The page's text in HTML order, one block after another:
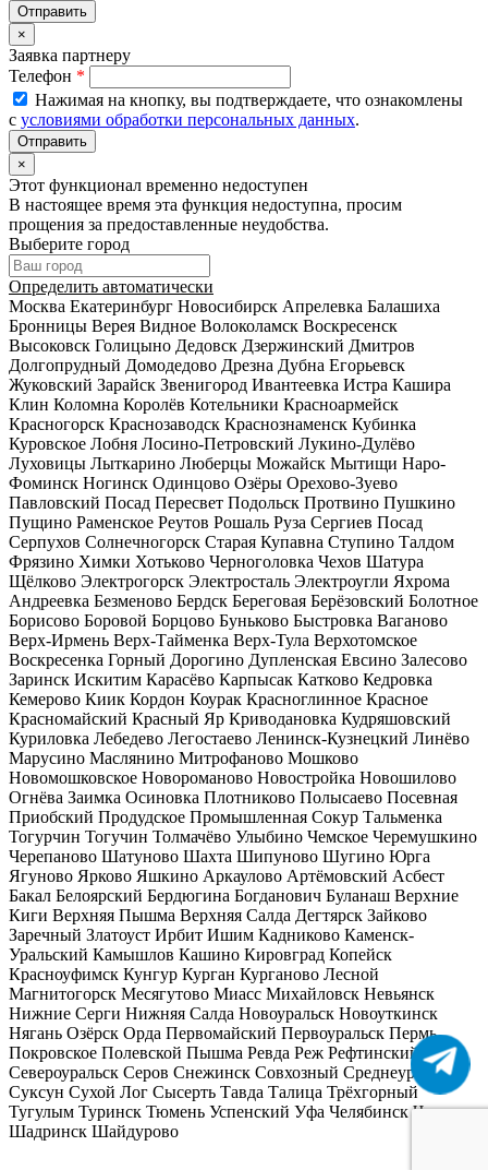
×
Заявка партнеру
Телефон *
Нажимая на кнопку, вы подтверждаете, что ознакомлены
с условиями обработки персональных данных.
×
Этот функционал временно недоступен
В настоящее время эта функция недоступна, просим
прощения за предоставленные неудобства.
Выберите город
Определить автоматически
Москва Екатеринбург Новосибирск Апрелевка Балашиха
Бронницы Верея Видное Волоколамск Воскресенск
Высоковск Голицыно Дедовск Дзержинский Дмитров
Долгопрудный Домодедово Дрезна Дубна Егорьевск
Жуковский Зарайск Звенигород Ивантеевка Истра Кашира
Клин Коломна Королёв Котельники Красноармейск
Красногорск Краснозаводск Краснознаменск Кубинка
Куровское Лобня Лосино-Петровский Лукино-Дулёво
Луховицы Лыткарино Люберцы Можайск Мытищи Наро-
Фоминск Ногинск Одинцово Озёры Орехово-Зуево
Павловский Посад Пересвет Подольск Протвино Пушкино
Пущино Раменское Реутов Рошаль Руза Сергиев Посад
Серпухов Солнечногорск Старая Купавна Ступино Талдом
Фрязино Химки Хотьково Черноголовка Чехов Шатура
Щёлково Электрогорск Электросталь Электроугли Яхрома
Андреевка Безменово Бердск Береговая Берёзовский Болотное
Борисово Боровой Борцово Буньково Быстровка Ваганово
Верх-Ирмень Верх-Тайменка Верх-Тула Верхотомское
Воскресенка Горный Дорогино Дупленская Евсино Залесово
Заринск Искитим Карасёво Карпысак Катково Кедровка
Кемерово Киик Кордон Коурак Красноглинное Красное
Красномайский Красный Яр Криводановка Кудряшовский
Куриловка Лебедево Легостаево Ленинск-Кузнецкий Линёво
Марусино Маслянино Митрофаново Мошково
Новомошковское Новороманово Новостройка Новошилово
Огнёва Заимка Осиновка Плотниково Полысаево Посевная
Приобский Продудское Промышленная Сокур Тальменка
Тогурчин Тогучин Толмачёво Улыбино Чемское Черемушкино
Черепаново Шатуново Шахта Шипуново Шугино Юрга
Ягуново Ярково Яшкино Аркаулово Артёмовский Асбест
Бакал Белоярский Бердюгина Богданович Буланаш Верхние
Киги Верхняя Пышма Верхняя Салда Дегтярск Зайково
Заречный Златоуст Ирбит Ишим Кадниково Каменск-
Уральский Камышлов Кашино Кировград Копейск
Красноуфимск Кунгур Курган Курганово Лесной
Магнитогорск Месягутово Миасс Михайловск Невьянск
Нижние Серги Нижняя Салда Новоуральск Новоуткинск
Нягань Озёрск Орда Первомайский Первоуральск Пермь
Покровское Полевской Пышма Ревда Реж Рефтинский Сатка
Североуральск Серов Снежинск Совхозный Среднеуральск
Суксун Сухой Лог Сысерть Тавда Талица Трёхгорный
Тугулым Туринск Тюмень Успенский Уфа ЧелябинскЧита
Шадринск Шайдурово